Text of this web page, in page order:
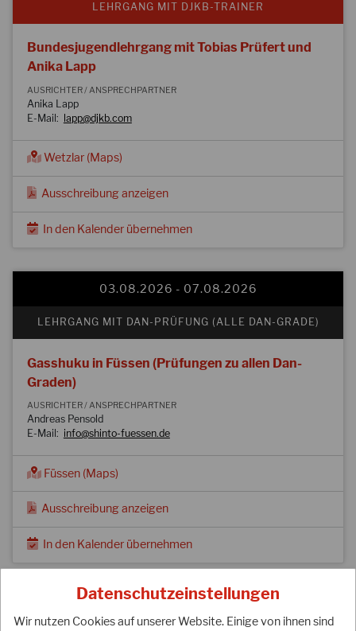
Datenschutzeinstellungen
Wir nutzen Cookies auf unserer Website. Einige von ihnen sind
LEHRGANG MIT DJKB-TRAINER
Bundesjugendlehrgang mit Tobias Prüfert und
Anika Lapp
AUSRICHTER / ANSPRECHPARTNER
Anika Lapp
E-Mail:
lapp@djkb.com
Wetzlar (Maps)
Ausschreibung anzeigen
In den Kalender übernehmen
03.08.2026 - 07.08.2026
LEHRGANG MIT DAN-PRÜFUNG (ALLE DAN-GRADE)
Gasshuku in Füssen (Prüfungen zu allen Dan-
Graden)
AUSRICHTER / ANSPRECHPARTNER
Andreas Pensold
E-Mail: info@shinto-fuessen.de
Füssen (Maps)
Ausschreibung anzeigen
In den Kalender übernehmen
15.08.2026